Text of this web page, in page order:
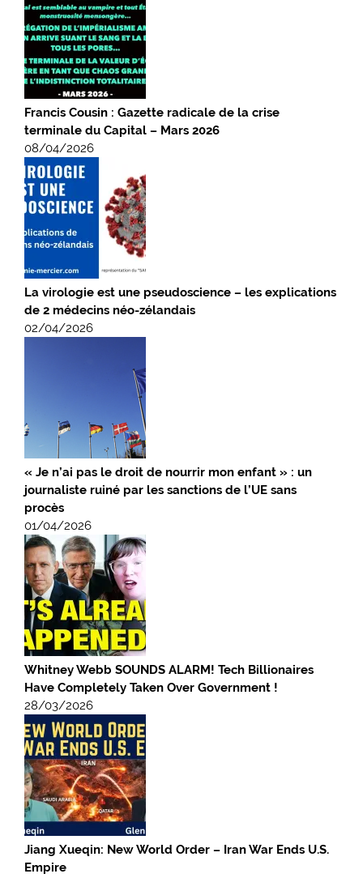
Francis Cousin : Gazette radicale de la crise
terminale du Capital – Mars 2026
08/04/2026
La virologie est une pseudoscience – les explications
de 2 médecins néo-zélandais
02/04/2026
« Je n’ai pas le droit de nourrir mon enfant » : un
journaliste ruiné par les sanctions de l’UE sans
procès
01/04/2026
Whitney Webb SOUNDS ALARM! Tech Billionaires
Have Completely Taken Over Government !
28/03/2026
Jiang Xueqin: New World Order – Iran War Ends U.S.
Empire